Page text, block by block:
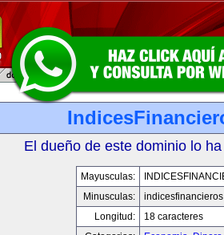
El dueño de este dominio lo
Mayusculas:
Minusculas:
Longitud:
18 caracteres